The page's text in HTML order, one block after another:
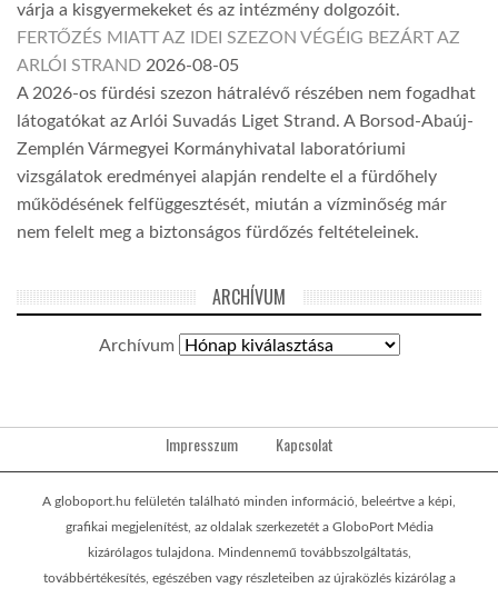
várja a kisgyermekeket és az intézmény dolgozóit.
FERTŐZÉS MIATT AZ IDEI SZEZON VÉGÉIG BEZÁRT AZ
ARLÓI STRAND 2026-08-05
A 2026-os fürdési szezon hátralévő részében nem fogadhat
látogatókat az Arlói Suvadás Liget Strand. A Borsod-Abaúj-
Zemplén Vármegyei Kormányhivatal laboratóriumi
vizsgálatok eredményei alapján rendelte el a fürdőhely
működésének felfüggesztését, miután a vízminőség már
nem felelt meg a biztonságos fürdőzés feltételeinek.
ARCHÍVUM
Archívum
Impresszum Kapcsolat
A globoport.hu felületén található minden információ, beleértve a képi,
grafikai megjelenítést, az oldalak szerkezetét a GloboPort Média
kizárólagos tulajdona. Mindennemű továbbszolgáltatás,
továbbértékesítés, egészében vagy részleteiben az újraközlés kizárólag a